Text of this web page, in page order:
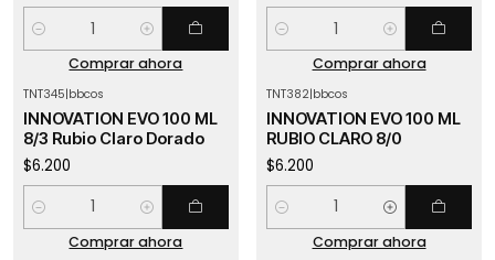
Cantidad
Comprar ahora
Cantidad
Comprar ahora
TNT345|bbcos
INNOVATION EVO 100 ML
8/3 Rubio Claro Dorado
$6.200
Cantidad
Comprar ahora
TNT382|bbcos
INNOVATION EVO 100 ML
RUBIO CLARO 8/0
$6.200
Cantidad
Comprar ahora